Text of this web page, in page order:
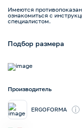
Имеются
ознакомиться с
специалистом.
Подбор размера
Производитель
ERGOFORMA i